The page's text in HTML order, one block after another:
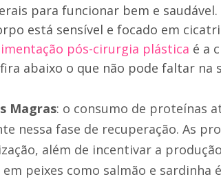
para funcionar bem e
está sensível e focado em
pós-cirurgia plástica é a
abaixo o que não pode faltar
Magras: o consumo de proteínas
nessa fase de recuperação. As
além de incentivar a
peixes como salmão e